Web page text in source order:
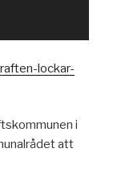
lockar-
i
att